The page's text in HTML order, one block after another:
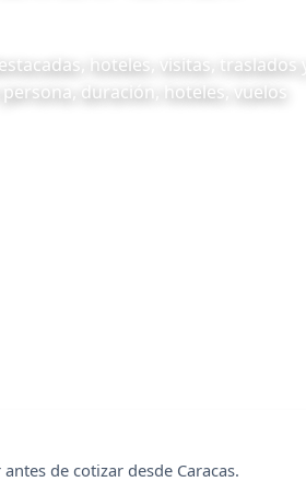
hoteles, visitas, traslados y
duración, hoteles, vuelos
de cotizar desde Caracas.